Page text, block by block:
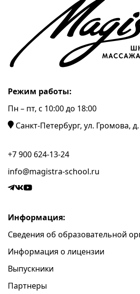
Режим работы:
Пн – пт, c 10:00 до 18:00
Санкт-Петербург, ул. Громова,
+7 900 624-13-24
info@magistra-school.ru
Информация:
Сведения об образовательной
Информация о лицензии
Выпускники
Партнеры